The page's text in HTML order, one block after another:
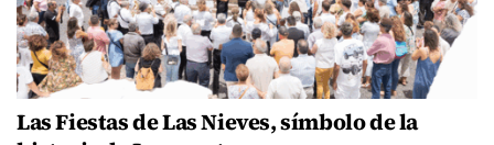
Las Fiestas de Las Nieves, símbolo de la